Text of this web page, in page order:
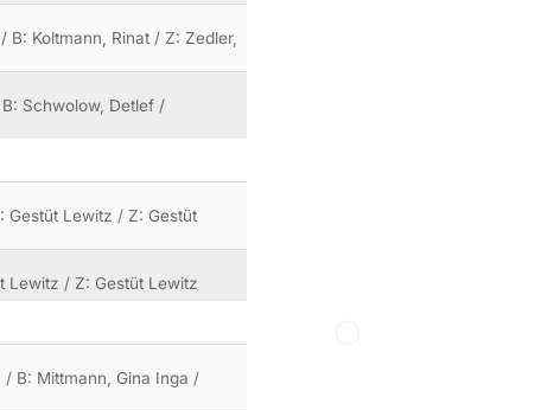
Koltmann, Rinat / Z: Zedler,
Schwolow, Detlef /
Gestüt Lewitz / Z: Gestüt
Lewitz / Z: Gestüt Lewitz
B: Mittmann, Gina Inga /